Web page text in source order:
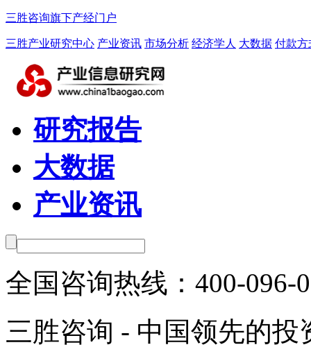
三胜咨询旗下产经门户
三胜产业研究中心 产业资讯 市场分析 经济学人 大数据 付款方
研究报告
大数据
产业资讯
全国咨询热线： 400-096-
三胜咨询 - 中国领先的投